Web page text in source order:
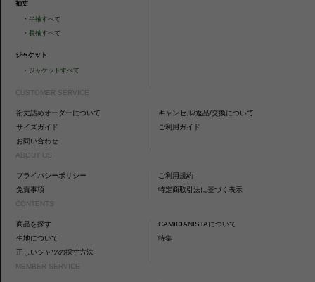
袖丈
・半袖すべて
・長袖すべて
ジャケット
・ ジャケットすべて
CUSTOMER SERVICE
裄丈詰めオーダーについて
キャンセル/返品/交換について
サイズガイド
ご利用ガイド
お問い合わせ
ABOUT US
プライバシーポリシー
ご利用規約
免責事項
特定商取引法に基づく表示
CONTENTS
商品を探す
CAMICIANISTAについて
生地について
特集
正しいシャツの採寸方法
MEMBER SERVICE